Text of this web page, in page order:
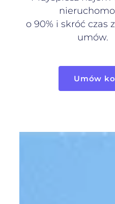
o 90% i skróć czas
umów.
Umów